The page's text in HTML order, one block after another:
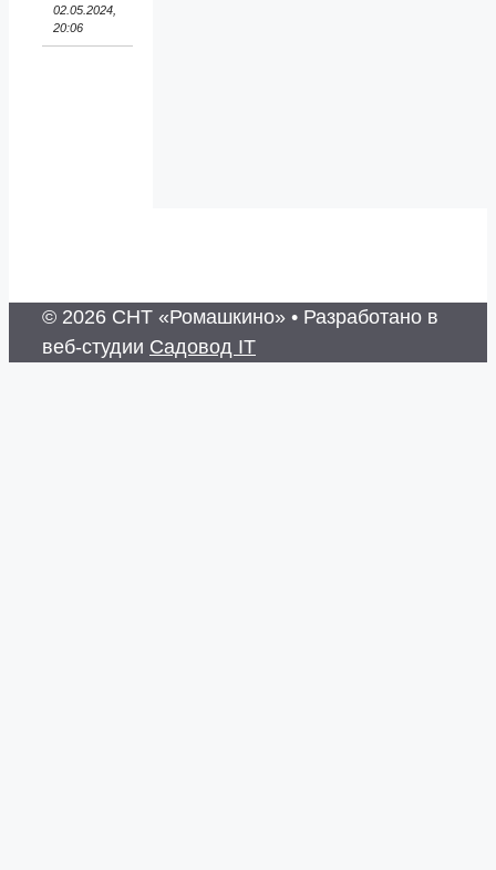
02.05.2024,
20:06
© 2026 СНТ «Ромашкино» • Разработано в
веб-студии Садовод IT